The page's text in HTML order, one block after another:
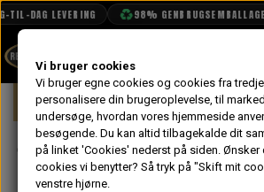
TIL-DAG LEVERING 98% GENBRUGSEMBALLAGE
BOOK TID
PROJEKTER
TEKNISK DATA
Forside Mini Hjul 13"
13" Hjul
Vi bruger cookies
Vi bruger egne cookies og cookies fra
personalisere din brugeroplevelse, til
undersøge, hvordan vores hjemmeside
besøgende. Du kan altid tilbagekalde dit
på linket 'Cookies' nederst på siden. Ønsker
cookies vi benytter? Så tryk på "Skift mit
venstre hjørne.